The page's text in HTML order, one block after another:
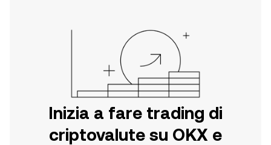
Inizia a fare trading di
criptovalute su OKX e